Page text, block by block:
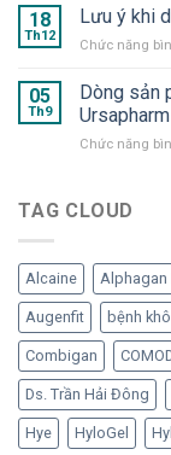
18
Th12
Lưu ý khi
Chức năng
05
Th9
Dòng sản
Chức năng
TAG CLOUD
Alcaine Alphagan
Augenfit bệnh
Combigan
Ds. Trần Hải Đông
Hye HyloGel